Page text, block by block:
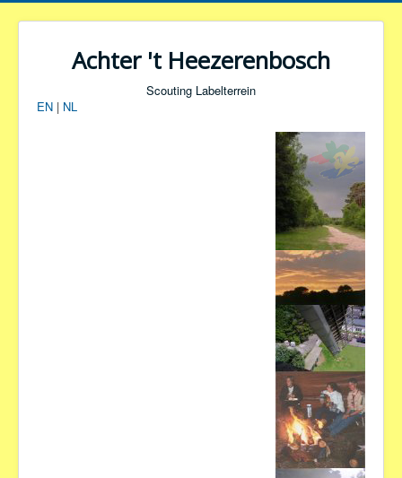
Achter 't Heezerenbosch
Scouting Labelterrein
EN | NL